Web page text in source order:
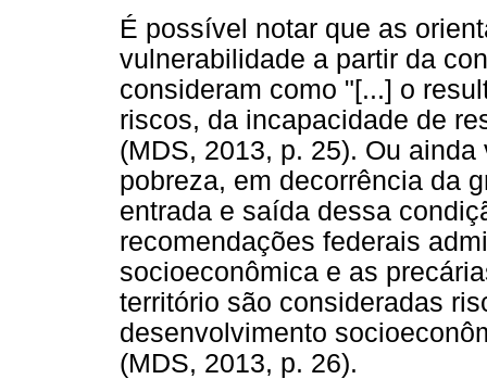
É possível notar que as
vulnerabilidade a partir da
consideram como "[...] o
riscos, da incapacidade de
(MDS, 2013, p. 25). Ou
pobreza, em decorrência da
entrada e saída dessa
recomendações federais
socioeconômica e as
território são consideradas
desenvolvimento
(MDS, 2013, p. 26).